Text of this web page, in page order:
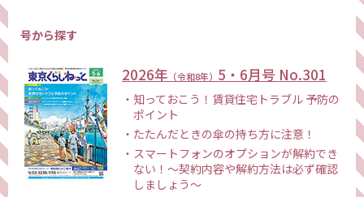
号から探す
2026年 （令和8年） 5・6月号 No.301
知っておこう！賃貸住宅トラブル 予防の
ポイント
たたんだときの傘の持ち方に注意！
スマートフォンのオプションが解約でき
ない！～契約内容や解約方法は必ず確認
しましょう～